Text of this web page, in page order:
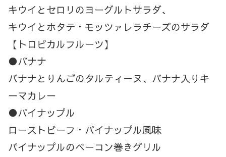
キウイとセロリのヨーグルトサラダ、
キウイとホタテ・モッツァレラチーズのサラダ
【トロピカルフルーツ】
●バナナ
バナナとりんごのタルティーヌ、バナナ入りキ
ーマカレー
●パイナップル
ローストビーフ・パイナップル風味
パイナップルのベーコン巻きグリル